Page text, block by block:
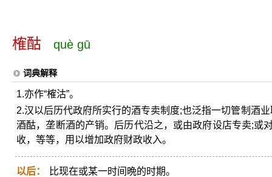
榷酤 què gū
词典解释
1.亦作“榷沽”。
2.汉以后历代政府所实行的酒专卖制度;也泛指一切管制酒
酒酤，垄断酒的产销。后历代沿之，或由政府设店专卖;或
收，等等，用以增加政府财政收入。
以后： 比现在或某一时间晩的时期。